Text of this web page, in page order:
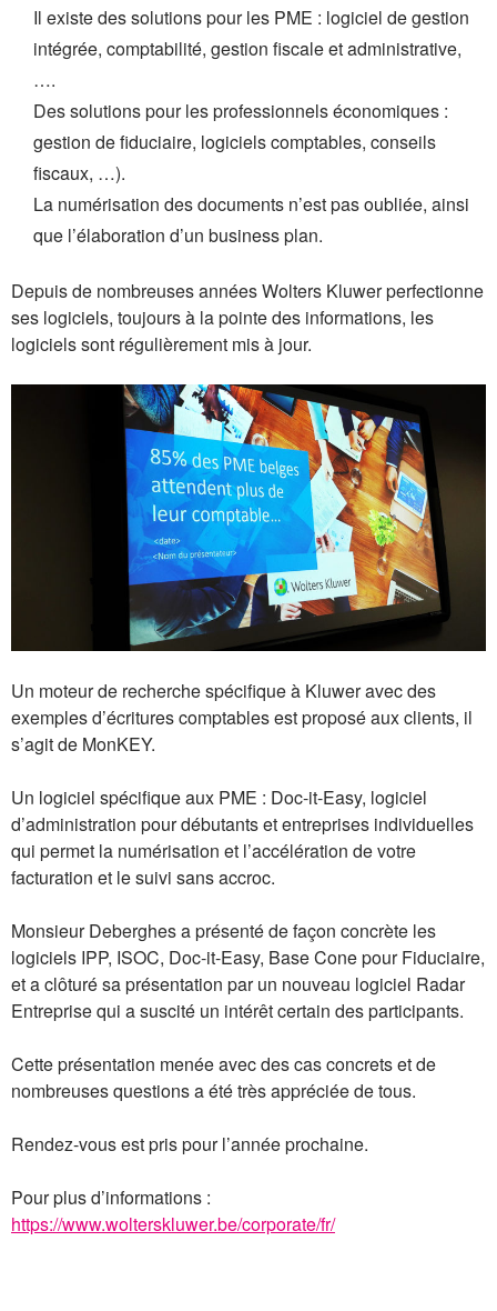
Il existe des solutions pour les PME : logiciel de gestion
intégrée, comptabilité, gestion fiscale et administrative,
….
Des solutions pour les professionnels économiques :
gestion de fiduciaire, logiciels comptables, conseils
fiscaux, …).
La numérisation des documents n’est pas oubliée, ainsi
que l’élaboration d’un business plan.
Depuis de nombreuses années Wolters Kluwer perfectionne
ses logiciels, toujours à la pointe des informations, les
logiciels sont régulièrement mis à jour.
Un moteur de recherche spécifique à Kluwer avec des
exemples d’écritures comptables est proposé aux clients, il
s’agit de MonKEY.
Un logiciel spécifique aux PME : Doc-it-Easy, logiciel
d’administration pour débutants et entreprises individuelles
qui permet la numérisation et l’accélération de votre
facturation et le suivi sans accroc.
Monsieur Deberghes a présenté de façon concrète les
logiciels IPP, ISOC, Doc-it-Easy, Base Cone pour Fiduciaire,
et a clôturé sa présentation par un nouveau logiciel Radar
Entreprise qui a suscité un intérêt certain des participants.
Cette présentation menée avec des cas concrets et de
nombreuses questions a été très appréciée de tous.
Rendez-vous est pris pour l’année prochaine.
Pour plus d’informations :
https://www.wolterskluwer.be/corporate/fr/